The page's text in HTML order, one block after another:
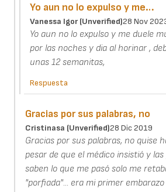
Yo aun no lo expulso y me…
Vanessa Igor (unverified)28 Nov
Yo aun no lo expulso y me duele
por las noches y dia al horinar ,
unas 12 semanitas,
Respuesta
Gracias por sus palabras, no
Cristinasa (unverified)28 Dic 2019
Gracias por sus palabras, no quise
pesar de que el médico insistió y
saben lo que me pasó solo me
"porfiada"... era mi primer